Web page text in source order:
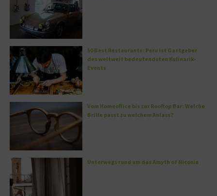
50 Best Restaurants: Peru ist Gastgeber
des weltweit bedeutendsten Kulinarik-
Events
Vom Homeoffice bis zur Rooftop Bar: Welche
Brille passt zu welchem Anlass?
Unterwegs rund um das Amyth of Nicosia